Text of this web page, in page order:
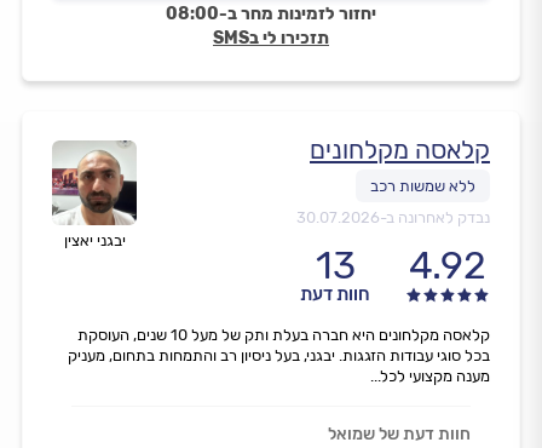
יחזור לזמינות מחר ב-08:00
תזכירו לי בSMS
יבגני יאצין
קלאסה מקלחונים
נבדק לאחרונה ב-30.07.2026
4.92
13
חוות דעת
קלאסה מקלחונים היא חברה בעלת ותק של מעל 10 שנים, העוסקת
בכל סוגי עבודות הזגגות. יבגני, בעל ניסיון רב והתמחות בתחום, מעניק
מענה מקצועי לכל...
חוות דעת של שמואל